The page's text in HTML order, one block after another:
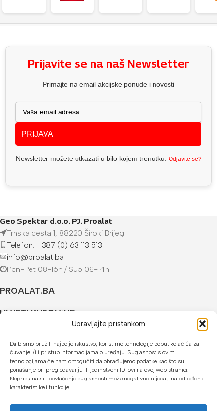
Upravljajte pristankom
Da bismo pružili najbolje iskustvo, koristimo tehnologije poput kolačića za
čuvanje i/ili pristup informacijama o uređaju. Suglasnost s ovim
tehnologijama će nam omogućiti da obrađujemo podatke kao što su
ponašanje pri pregledavanju ili jedinstveni ID-ovi na ovoj web stranici.
Nepristanak ili povlačenje suglasnosti može negativno utjecati na određene
karakteristike i funkcije.
Prijavite se na naš Newsletter
Primajte na email akcijske ponude i novosti
PRIJAVA
Newsletter možete otkazati u bilo kojem trenutku. Odjavite se?
Geo Spektar d.o.o. PJ. Proalat
Trnska cesta 1, 88220 Široki Brijeg
Telefon: +387 (0) 63 113 513
info@proalat.ba
Pon-Pet 08-16h / Sub 08-14h
PROALAT.BA
UVJETI KUPOVINE
U našoj web trgovini možete platiti:
Kreditnim karticama jednokratno ili do 24 rate
Općom uplatnicom, virmanom, internet bankarstvom
Gotovinom prilikom preuzimanja